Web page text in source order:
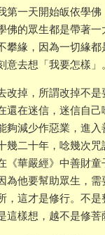
第一天開始皈依學
佛的眾生都是帶著
攀緣，因為一切緣
去想「我要怎樣」。
改掉，所謂改掉不
還在迷信，迷信自
夠減少作惡業，進
幾二十年，唸幾次
《華嚴經》中善財
為他要幫助眾生，
，這才是修行。不
樣想，越不是修菩